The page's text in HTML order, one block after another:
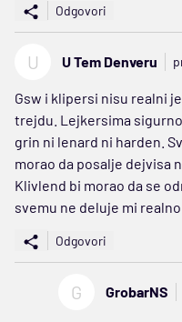
Odgovori
U U Tem Denveru
Gsw i klipersi nisu realni
trejdu. Lejkersima
grin ni lenard ni harden.
morao da posalje dejvisa
Klivlend bi morao da se
svemu ne deluje mi
Odgovori
G GrobarNS